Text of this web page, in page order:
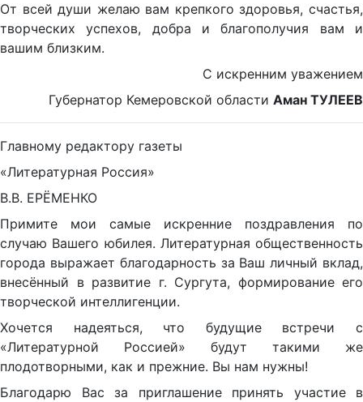
От всей души желаю вам крепкого здоровья, счастья,
творческих успехов, добра и благополучия вам и
вашим близким.
С искренним уважением
Губернатор Кемеровской области Аман ТУЛЕЕВ
Главному редактору газеты
«Литературная Россия»
В.В. ЕРЁМЕНКО
Примите мои самые искренние поздравления по
случаю Вашего юбилея. Литературная общественность
города выражает благодарность за Ваш личный вклад,
внесённый в развитие г. Сургута, формирование его
творческой интеллигенции.
Хочется надеяться, что будущие встречи с
«Литературной Россией» будут такими же
плодотворными, как и прежние. Вы нам нужны!
Благодарю Вас за приглашение принять участие в